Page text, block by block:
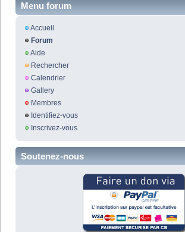
Menu forum
Accueil
Forum
Aide
Rechercher
Calendrier
Gallery
Membres
Identifiez-vous
Inscrivez-vous
Soutenez-nous